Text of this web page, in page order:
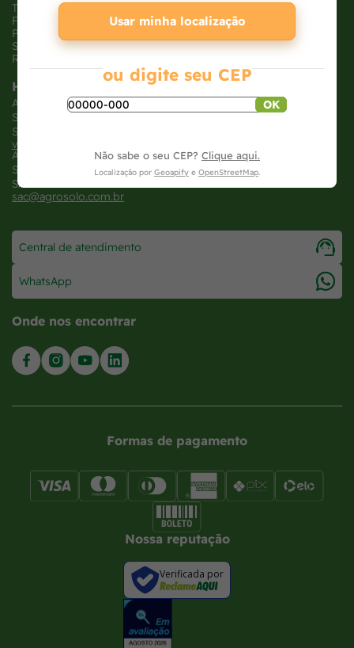
Trocas e devoluções
Formas de pagamento
Políticas de entrega
Segurança e privacidade
Relatório Transparência Salarial
Horários
Atendimento loja virtual
SEG - SEX: 8h às 18H
SAB: 8h às 12H
vendasonline@agrosolo.com.br
Atendimento loja física
SEG - SEX: 7:30h às 20H
SAB: 8h às 18H
sac@agrosolo.com.br
Central de atendimento
WhatsApp
Onde nos encontrar
Formas de pagamento
Nossa reputação
Verificada por
Usar minha localização
ou digite seu CEP
OK
Não sabe o seu CEP? Clique aqui.
Localização por Geoapify e OpenStreetMap